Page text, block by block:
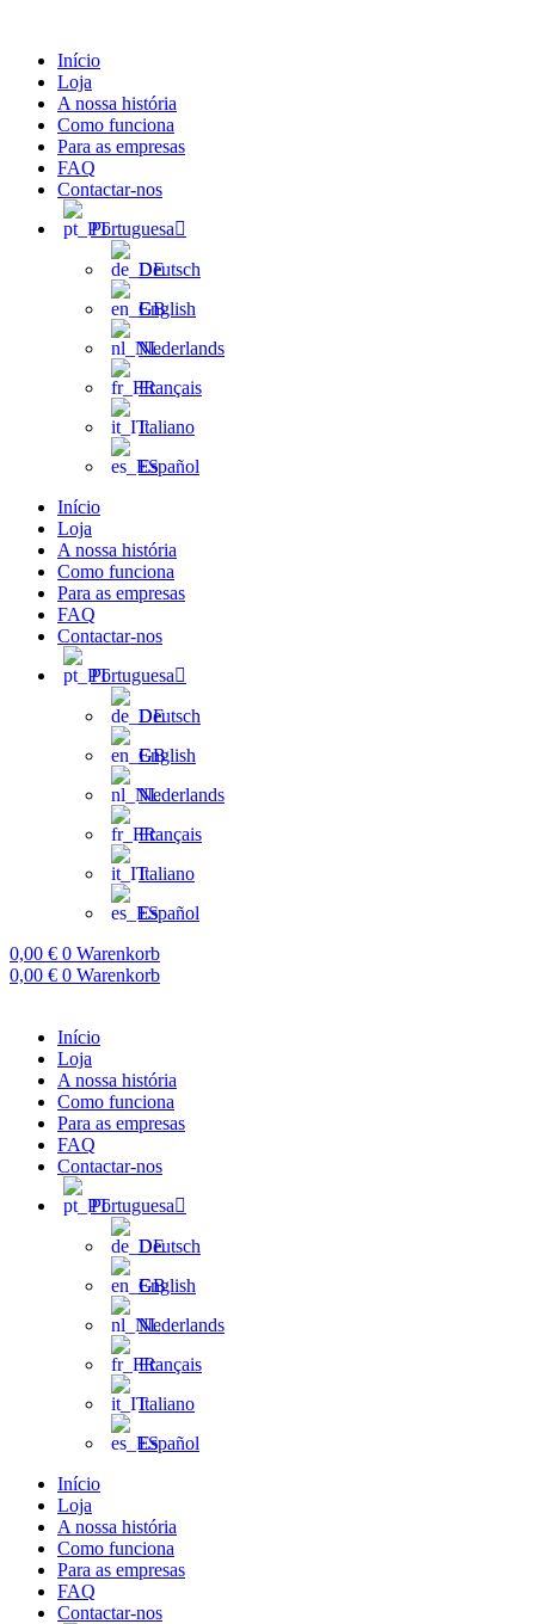
conteúdo
Início
Loja
A nossa história
Como funciona
Para as empresas
FAQ
Contactar-nos
Portuguesa
Deutsch
English
Nederlands
Français
Italiano
Español
Início
Loja
A nossa história
Como funciona
Para as empresas
FAQ
Contactar-nos
Portuguesa
Deutsch
English
Nederlands
Français
Italiano
Español
0,00 € 0 Warenkorb
0,00 € 0 Warenkorb
Início
Loja
A nossa história
Como funciona
Para as empresas
FAQ
Contactar-nos
Portuguesa
Deutsch
English
Nederlands
Français
Italiano
Español
Início
Loja
A nossa história
Como funciona
Para as empresas
FAQ
Contactar-nos